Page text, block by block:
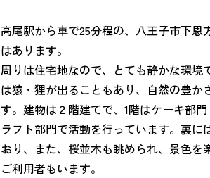
高尾駅から車で25分程の、八王子市下恩
はあります。
周りは住宅地なので、とても静かな環境
は猿・狸が出ることもあり、自然の豊か
す。建物は２階建てで、1階はケーキ部
ラフト部門で活動を行っています。裏に
おり、また、桜並木も眺められ、景色を
ご利用者もいます。